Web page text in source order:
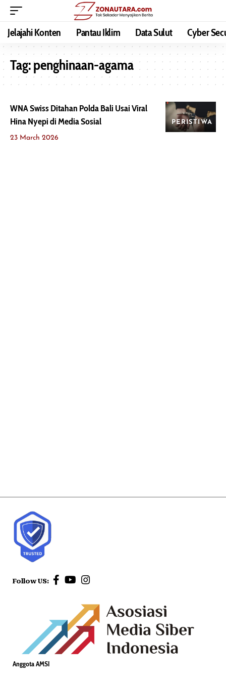
Jelajahi Konten Pantau Iklim Data Sulut Cyber
Tag:penghinaan-agama
PERISTIWA
WNA Swiss Ditahan Polda Bali Usai Viral
Hina Nyepi di Media Sosial
23 March 2026
Follow US:
Anggota AMSI